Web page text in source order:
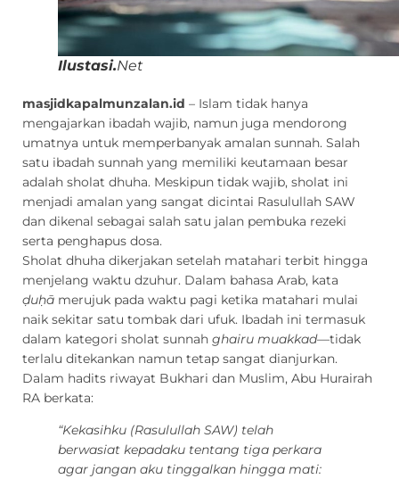
Ilustasi.Net
masjidkapalmunzalan.id – Islam tidak hanya
mengajarkan ibadah wajib, namun juga mendorong
umatnya untuk memperbanyak amalan sunnah. Salah
satu ibadah sunnah yang memiliki keutamaan besar
adalah sholat dhuha. Meskipun tidak wajib, sholat ini
menjadi amalan yang sangat dicintai Rasulullah SAW
dan dikenal sebagai salah satu jalan pembuka rezeki
serta penghapus dosa.
Sholat dhuha dikerjakan setelah matahari terbit hingga
menjelang waktu dzuhur. Dalam bahasa Arab, kata
ḍuḥā merujuk pada waktu pagi ketika matahari mulai
naik sekitar satu tombak dari ufuk. Ibadah ini termasuk
dalam kategori sholat sunnah ghairu muakkad—tidak
terlalu ditekankan namun tetap sangat dianjurkan.
Dalam hadits riwayat Bukhari dan Muslim, Abu Hurairah
RA berkata:
“Kekasihku (Rasulullah SAW) telah
berwasiat kepadaku tentang tiga perkara
agar jangan aku tinggalkan hingga mati: